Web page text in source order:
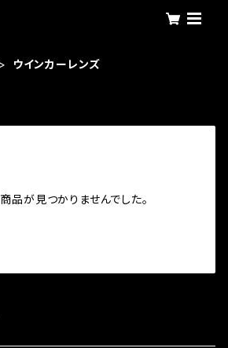
ウインカーレンズ
品が見つかりませんでした。